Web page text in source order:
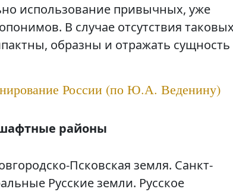
использование привычных, уже
В случае отсутствия таковых
образны и отражать сущность
России (по Ю.А. Веденину)
районы
Псковская земля. Санкт-
Русские земли. Русское